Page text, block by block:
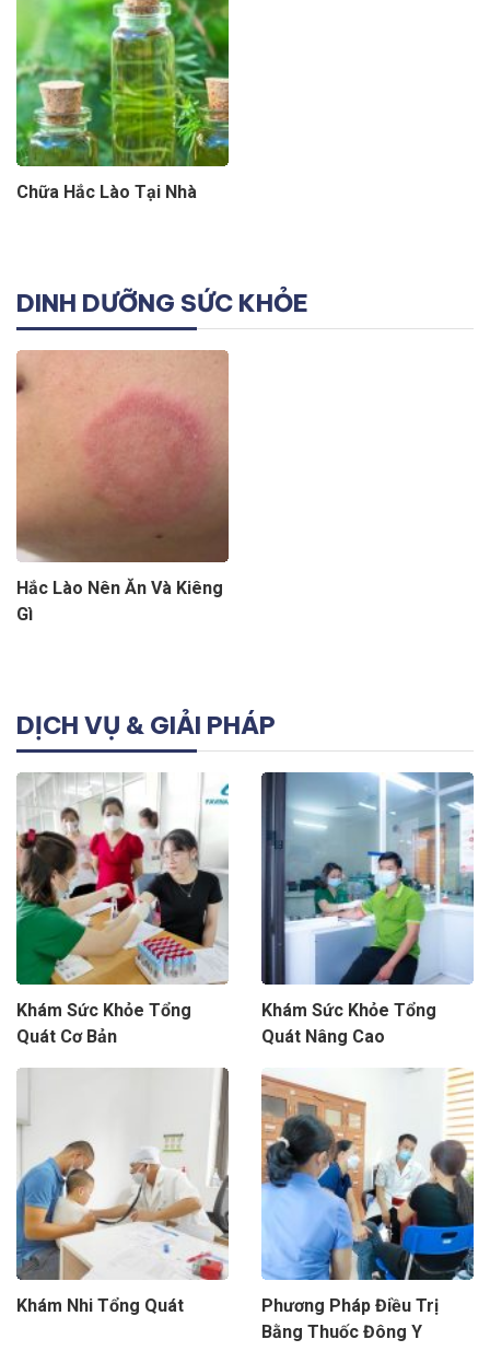
Chữa Hắc Lào Tại Nhà
DINH DƯỠNG SỨC KHỎE
Hắc Lào Nên Ăn Và Kiêng
Gì
DỊCH VỤ & GIẢI PHÁP
Khám Sức Khỏe Tổng
Quát Cơ Bản
Khám Sức Khỏe Tổng
Quát Nâng Cao
Khám Nhi Tổng Quát
Phương Pháp Điều Trị
Bằng Thuốc Đông Y